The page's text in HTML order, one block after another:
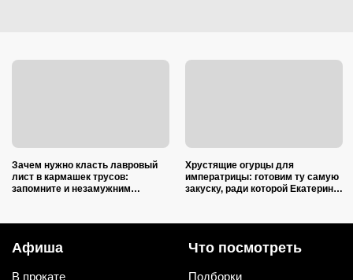
Зачем нужно класть лавровый
лист в кармашек трусов:
запомните и незамужним
Хрустящие огурцы для
императрицы: готовим ту самую
закуску, ради которой Екатерина
Афиша
В прокате
Что посмотреть
Подборки